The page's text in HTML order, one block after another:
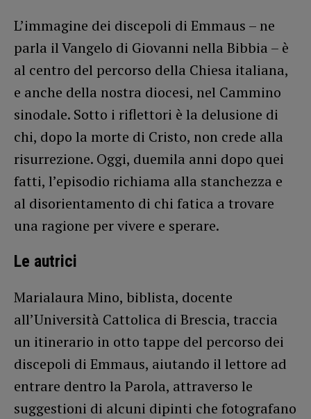
L’immagine dei discepoli di Emmaus – ne
parla il Vangelo di Giovanni nella Bibbia – è
al centro del percorso della Chiesa italiana,
e anche della nostra diocesi, nel Cammino
sinodale. Sotto i riflettori è la delusione di
chi, dopo la morte di Cristo, non crede alla
risurrezione. Oggi, duemila anni dopo quei
fatti, l’episodio richiama alla stanchezza e
al disorientamento di chi fatica a trovare
una ragione per vivere e sperare.
Le autrici
Marialaura Mino, biblista, docente
all’Università Cattolica di Brescia, traccia
un itinerario in otto tappe del percorso dei
discepoli di Emmaus, aiutando il lettore ad
entrare dentro la Parola, attraverso le
suggestioni di alcuni dipinti che fotografano